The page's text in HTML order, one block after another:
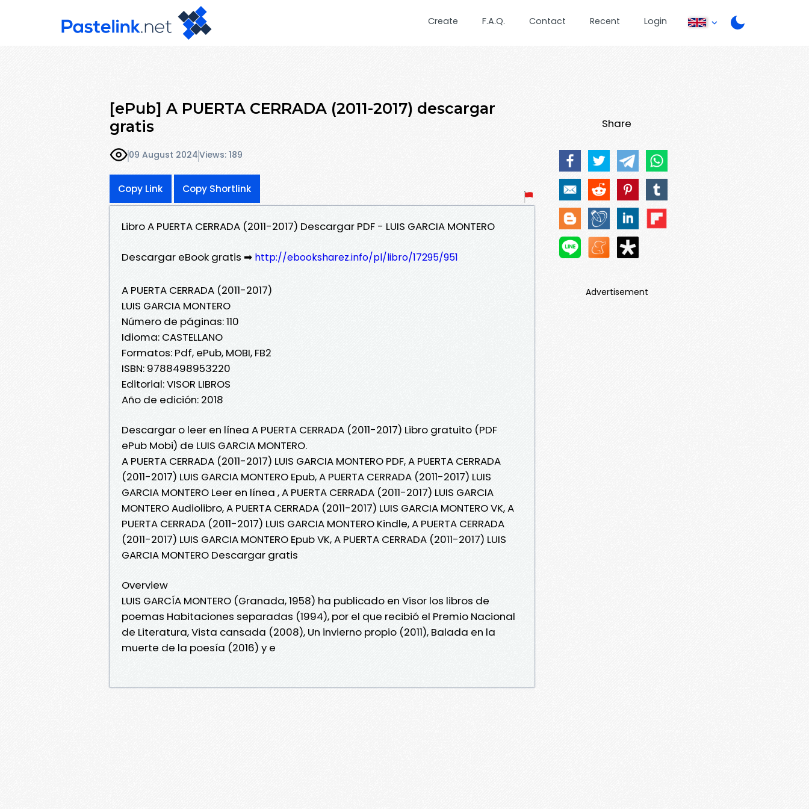
Create F.A.Q. Contact Recent Login
[ePub] A PUERTA CERRADA (2011-2017) descargar
gratis
09 August 2024Views: 189
Copy Link Copy Shortlink
Libro A PUERTA CERRADA (2011-2017) Descargar PDF - LUIS GARCIA MONTERO
Descargar eBook gratis ➡ http://ebooksharez.info/pl/libro/17295/951
A PUERTA CERRADA (2011-2017)
LUIS GARCIA MONTERO
Número de páginas: 110
Idioma: CASTELLANO
Formatos: Pdf, ePub, MOBI, FB2
ISBN: 9788498953220
Editorial: VISOR LIBROS
Año de edición: 2018
Descargar o leer en línea A PUERTA CERRADA (2011-2017) Libro gratuito (PDF
ePub Mobi) de LUIS GARCIA MONTERO.
A PUERTA CERRADA (2011-2017) LUIS GARCIA MONTERO PDF, A PUERTA CERRADA
(2011-2017) LUIS GARCIA MONTERO Epub, A PUERTA CERRADA (2011-2017) LUIS
GARCIA MONTERO Leer en línea , A PUERTA CERRADA (2011-2017) LUIS GARCIA
MONTERO Audiolibro, A PUERTA CERRADA (2011-2017) LUIS GARCIA MONTERO VK, A
PUERTA CERRADA (2011-2017) LUIS GARCIA MONTERO Kindle, A PUERTA CERRADA
(2011-2017) LUIS GARCIA MONTERO Epub VK, A PUERTA CERRADA (2011-2017) LUIS
GARCIA MONTERO Descargar gratis
Overview
LUIS GARCÍA MONTERO (Granada, 1958) ha publicado en Visor los libros de
poemas Habitaciones separadas (1994), por el que recibió el Premio Nacional
de Literatura, Vista cansada (2008), Un invierno propio (2011), Balada en la
muerte de la poesía (2016) y e
Share
Advertisement